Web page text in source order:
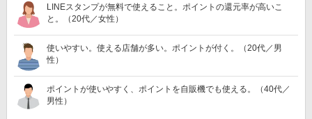
LINEスタンプが無料で使えること。ポイントの還元率が高いこ
と。（20代／女性）
使いやすい。使える店舗が多い。ポイントが付く。（20代／男
性）
ポイントが使いやすく、ポイントを自販機でも使える。（40代／
男性）